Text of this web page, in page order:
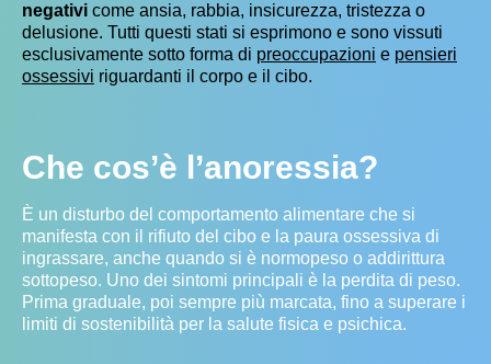
negativi come ansia, rabbia, insicurezza, tristezza o
delusione. Tutti questi stati si esprimono e sono vissuti
esclusivamente sotto forma di preoccupazioni e pensieri
ossessivi riguardanti il corpo e il cibo.
Che cos’è l’anoressia?
È un disturbo del comportamento alimentare che si
manifesta con il rifiuto del cibo e la paura ossessiva di
ingrassare, anche quando si è normopeso o addirittura
sottopeso. Uno dei sintomi principali è la perdita di peso.
Prima graduale, poi sempre più marcata, fino a superare i
limiti di sostenibilità per la salute fisica e psichica.